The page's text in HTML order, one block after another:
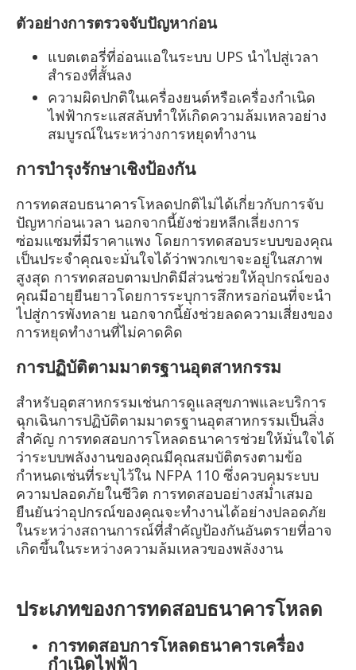
ตัวอย่างการตรวจจับปัญหาก่อน
แบตเตอรี่ที่อ่อนแอในระบบ UPS นำไปสู่เวลา
สำรองที่สั้นลง
ความผิดปกติในเครื่องยนต์หรือเครื่องกำเนิด
ไฟฟ้ากระแสสลับทำให้เกิดความล้มเหลวอย่าง
สมบูรณ์ในระหว่างการหยุดทำงาน
การบำรุงรักษาเชิงป้องกัน
การทดสอบธนาคารโหลดปกติไม่ได้เกี่ยวกับการจับ
ปัญหาก่อนเวลา นอกจากนี้ยังช่วยหลีกเลี่ยงการ
ซ่อมแซมที่มีราคาแพง โดยการทดสอบระบบของคุณ
เป็นประจำคุณจะมั่นใจได้ว่าพวกเขาจะอยู่ในสภาพ
สูงสุด การทดสอบตามปกติมีส่วนช่วยให้อุปกรณ์ของ
คุณมีอายุยืนยาวโดยการระบุการสึกหรอก่อนที่จะนำ
ไปสู่การพังทลาย นอกจากนี้ยังช่วยลดความเสี่ยงของ
การหยุดทำงานที่ไม่คาดคิด
การปฏิบัติตามมาตรฐานอุตสาหกรรม
สำหรับอุตสาหกรรมเช่นการดูแลสุขภาพและบริการ
ฉุกเฉินการปฏิบัติตามมาตรฐานอุตสาหกรรมเป็นสิ่ง
สำคัญ การทดสอบการโหลดธนาคารช่วยให้มั่นใจได้
ว่าระบบพลังงานของคุณมีคุณสมบัติตรงตามข้อ
กำหนดเช่นที่ระบุไว้ใน NFPA 110 ซึ่งควบคุมระบบ
ความปลอดภัยในชีวิต การทดสอบอย่างสม่ำเสมอ
ยืนยันว่าอุปกรณ์ของคุณจะทำงานได้อย่างปลอดภัย
ในระหว่างสถานการณ์ที่สำคัญป้องกันอันตรายที่อาจ
เกิดขึ้นในระหว่างความล้มเหลวของพลังงาน
ประเภทของการทดสอบธนาคารโหลด
การทดสอบการโหลดธนาคารเครื่อง
กำเนิดไฟฟ้า